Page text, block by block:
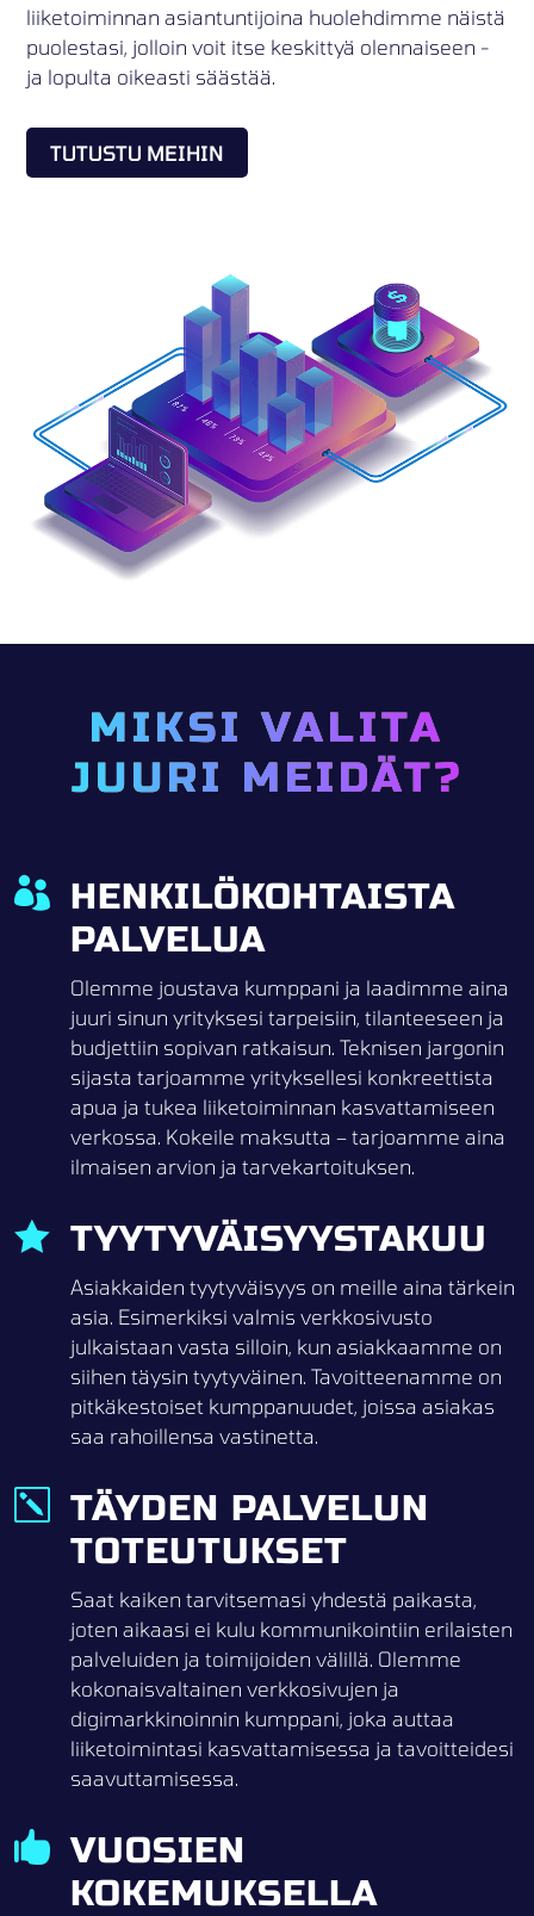
liiketoiminnan asiantuntijoina huolehdimme näistä
puolestasi, jolloin voit itse keskittyä olennaiseen -
ja lopulta oikeasti säästää.
TUTUSTU MEIHIN
MIKSI VALITA
JUURI MEIDÄT?

HENKILÖKOHTAISTA
PALVELUA
Olemme joustava kumppani ja laadimme aina
juuri sinun yrityksesi tarpeisiin, tilanteeseen ja
budjettiin sopivan ratkaisun. Teknisen jargonin
sijasta tarjoamme yrityksellesi konkreettista
apua ja tukea liiketoiminnan kasvattamiseen
verkossa. Kokeile maksutta – tarjoamme aina
ilmaisen arvion ja tarvekartoituksen.
 TYYTYVÄISYYSTAKUU
Asiakkaiden tyytyväisyys on meille aina tärkein
asia. Esimerkiksi valmis verkkosivusto
julkaistaan vasta silloin, kun asiakkaamme on
siihen täysin tyytyväinen. Tavoitteenamme on
pitkäkestoiset kumppanuudet, joissa asiakas
saa rahoillensa vastinetta.
k
TÄYDEN PALVELUN
TOTEUTUKSET
Saat kaiken tarvitsemasi yhdestä paikasta,
joten aikaasi ei kulu kommunikointiin erilaisten
palveluiden ja toimijoiden välillä. Olemme
kokonaisvaltainen verkkosivujen ja
digimarkkinoinnin kumppani, joka auttaa
liiketoimintasi kasvattamisessa ja tavoitteidesi
saavuttamisessa.
 VUOSIEN
KOKEMUKSELLA